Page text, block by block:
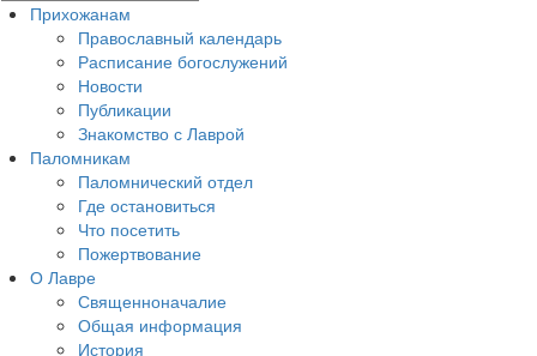
Прихожанам
Православный календарь
Расписание богослужений
Новости
Публикации
Знакомство с Лаврой
Паломникам
Паломнический отдел
Где остановиться
Что посетить
Пожертвование
О Лавре
Священноначалие
Общая информация
История